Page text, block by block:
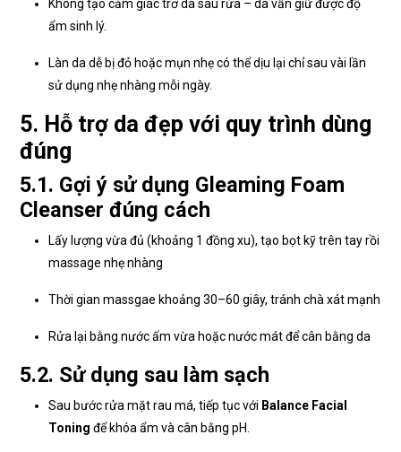
Không tạo cảm giác trơ da sau rửa – da vẫn giữ được độ
ẩm sinh lý.
Làn da dễ bị đỏ hoặc mụn nhẹ có thể dịu lại chỉ sau vài lần
sử dụng nhẹ nhàng mỗi ngày.
5. Hỗ trợ da đẹp với quy trình dùng
đúng
5.1. Gợi ý sử dụng Gleaming Foam
Cleanser đúng cách
Lấy lượng vừa đủ (khoảng 1 đồng xu), tạo bọt kỹ trên tay rồi
massage nhẹ nhàng
Thời gian massgae khoảng 30–60 giây, tránh chà xát mạnh
Rửa lại bằng nước ấm vừa hoặc nước mát để cân bằng da
5.2. Sử dụng sau làm sạch
Sau bước rửa mặt rau má, tiếp tục với Balance Facial
Toning để khóa ẩm và cân bằng pH.